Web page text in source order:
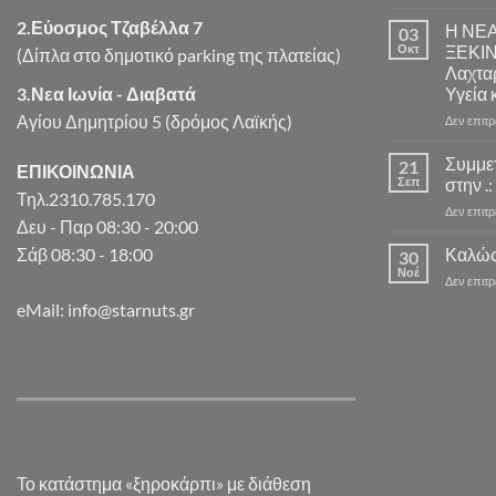
2.Εύοσμος Τζαβέλλα 7
(Δίπλα στο δημοτικό parking της πλατείας)
3.Νεα Ιωνία - Διαβατά
Αγίου Δημητρίου 5 (δρόμος Λαϊκής)
ΕΠΙΚΟΙΝΩΝΙΑ
Τηλ.2310.785.170
Δευ - Παρ 08:30 - 20:00
Σάβ 08:30 - 18:00
eMail: info@starnuts.gr
Το κατάστημα «ξηροκάρπι» με διάθεση
03
Οκτ
Η
Υγεία
Δεν
21
Σεπ
στην
Δεν
30
Νοέ
Καλώς
Δεν